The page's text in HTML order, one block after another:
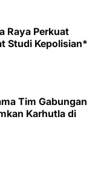
Raya Perkuat
Studi Kepolisian*
Tim Gabungan
Karhutla di